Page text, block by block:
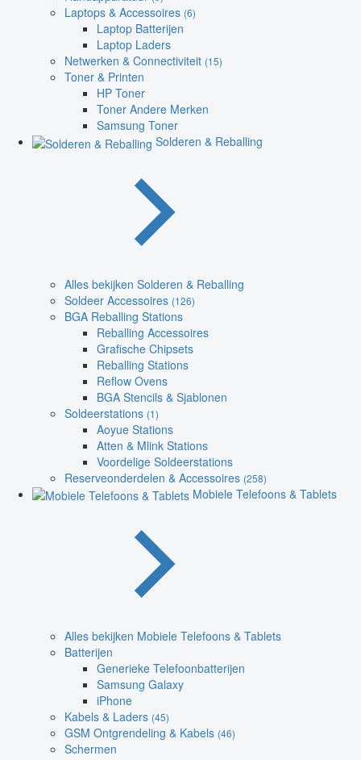
Laptops & Accessoires (6)
Laptop Batterijen
Laptop Laders
Netwerken & Connectiviteit (15)
Toner & Printen
HP Toner
Toner Andere Merken
Samsung Toner
Solderen & Reballing
Alles bekijken Solderen & Reballing
Soldeer Accessoires (126)
BGA Reballing Stations
Reballing Accessoires
Grafische Chipsets
Reballing Stations
Reflow Ovens
BGA Stencils & Sjablonen
Soldeerstations (1)
Aoyue Stations
Atten & Mlink Stations
Voordelige Soldeerstations
Reserveonderdelen & Accessoires (258)
Mobiele Telefoons & Tablets
Alles bekijken Mobiele Telefoons & Tablets
Batterijen
Generieke Telefoonbatterijen
Samsung Galaxy
iPhone
Kabels & Laders (45)
GSM Ontgrendeling & Kabels (46)
Schermen